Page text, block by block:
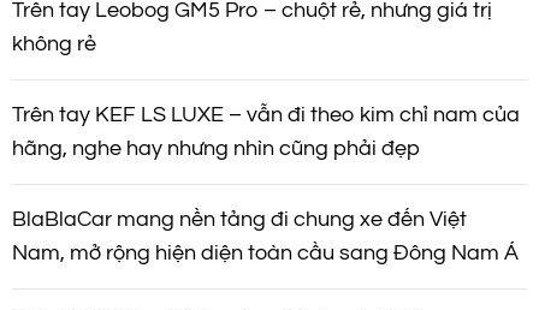
i
ế
t
Trên tay Leobog GM5 Pro – chuột rẻ, nhưng giá trị
không rẻ
Trên tay KEF LS LUXE – vẫn đi theo kim chỉ nam của
hãng, nghe hay nhưng nhìn cũng phải đẹp
BlaBlaCar mang nền tảng đi chung xe đến Việt
Nam, mở rộng hiện diện toàn cầu sang Đông Nam Á